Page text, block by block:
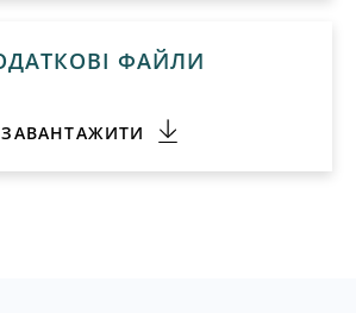
ФАЙЛИ
ЗАВАНТАЖИТИ